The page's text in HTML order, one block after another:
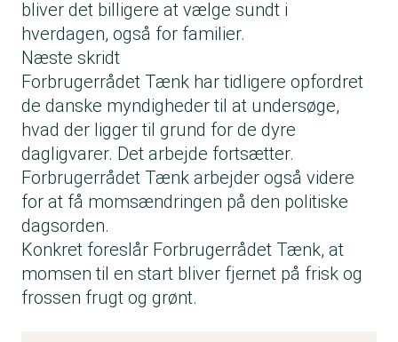
bliver det billigere at vælge sundt i
hverdagen, også for familier.
Næste skridt
Forbrugerrådet Tænk har tidligere opfordret
de danske myndigheder til at undersøge,
hvad der ligger til grund for de dyre
dagligvarer. Det arbejde fortsætter.
Forbrugerrådet Tænk arbejder også videre
for at få momsændringen på den politiske
dagsorden.
Konkret foreslår Forbrugerrådet Tænk, at
momsen til en start bliver fjernet på frisk og
frossen frugt og grønt.